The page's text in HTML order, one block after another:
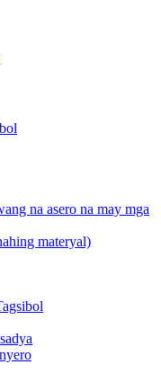
na asero na may mga
materyal)